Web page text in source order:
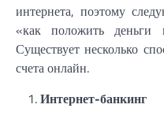
интернета, поэтому
«как положить деньги
Существует несколько
счета онлайн.
Интернет-банкинг